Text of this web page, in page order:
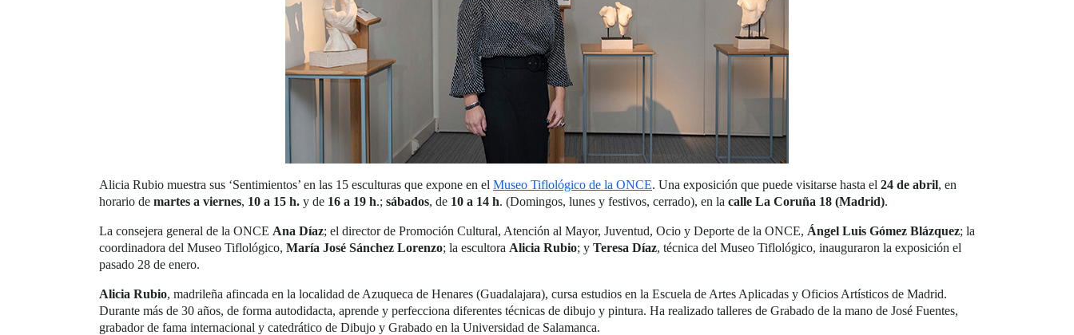
Alicia Rubio muestra sus ‘Sentimientos’ en las 15 esculturas que expone en el Museo Tiflológico de la ONCE. Una exposición que puede visitarse hasta el 24 de abril, en
horario de martes a viernes, 10 a 15 h. y de 16 a 19 h.; sábados, de 10 a 14 h. (Domingos, lunes y festivos, cerrado), en la calle La Coruña 18 (Madrid).
La consejera general de la ONCE Ana Díaz; el director de Promoción Cultural, Atención al Mayor, Juventud, Ocio y Deporte de la ONCE, Ángel Luis Gómez Blázquez; la
coordinadora del Museo Tiflológico, María José Sánchez Lorenzo; la escultora Alicia Rubio; y Teresa Díaz, técnica del Museo Tiflológico, inauguraron la exposición el
pasado 28 de enero.
Alicia Rubio, madrileña afincada en la localidad de Azuqueca de Henares (Guadalajara), cursa estudios en la Escuela de Artes Aplicadas y Oficios Artísticos de Madrid.
Durante más de 30 años, de forma autodidacta, aprende y perfecciona diferentes técnicas de dibujo y pintura. Ha realizado talleres de Grabado de la mano de José Fuentes,
grabador de fama internacional y catedrático de Dibujo y Grabado en la Universidad de Salamanca.